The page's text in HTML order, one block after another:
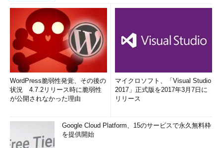
WordPress脆弱性発覚、その後の
状況 4.7.2リリース時に脆弱性
が公開されなかった理由
マイクロソフト、「Visual Studio
2017」正式版を2017年3月7日に
リリース
Google Cloud Platform、15のサービスで永久無料枠
を提供開始